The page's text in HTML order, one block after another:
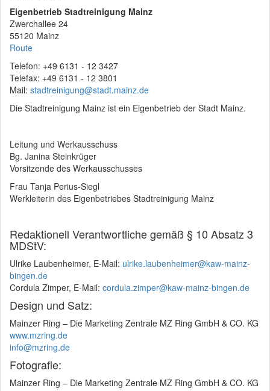
Eigenbetrieb Stadtreinigung Mainz
Zwerchallee 24
55120 Mainz
Route
Telefon: +49 6131 - 12 3427
Telefax: +49 6131 - 12 3801
Mail: stadtreinigung@stadt.mainz.de
Die Stadtreinigung Mainz ist ein Eigenbetrieb der Stadt Mainz.
Leitung und Werkausschuss
Bg. Janina Steinkrüger
Vorsitzende des Werkausschusses
Frau Tanja Perius-Siegl
Werkleiterin des Eigenbetriebes Stadtreinigung Mainz
Redaktionell Verantwortliche gemäß § 10 Absatz 3
MDStV:
Ulrike Laubenheimer, E-Mail: ulrike.laubenheimer@kaw-mainz-
bingen.de
Cordula Zimper, E-Mail: cordula.zimper@kaw-mainz-bingen.de
Design und Satz:
Mainzer Ring – Die Marketing Zentrale MZ Ring GmbH & CO. KG
www.mzring.de
info@mzring.de
Fotografie:
Mainzer Ring – Die Marketing Zentrale MZ Ring GmbH & CO. KG